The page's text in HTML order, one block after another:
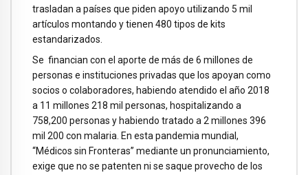
trasladan a países que piden apoyo utilizando 5 mil
artículos montando y tienen 480 tipos de kits
estandarizados.
Se financian con el aporte de más de 6 millones de
personas e instituciones privadas que los apoyan como
socios o colaboradores, habiendo atendido el año 2018
a 11 millones 218 mil personas, hospitalizando a
758,200 personas y habiendo tratado a 2 millones 396
mil 200 con malaria. En esta pandemia mundial,
“Médicos sin Fronteras” mediante un pronunciamiento,
exige que no se patenten ni se saque provecho de los